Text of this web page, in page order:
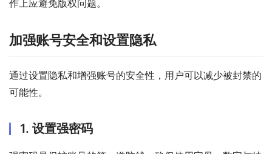
作上应避免版权问题。
加强账号安全和设置隐私
通过设置隐私和增强账号的安全性，用户可以减少被封禁的
可能性。
1. 设置强密码